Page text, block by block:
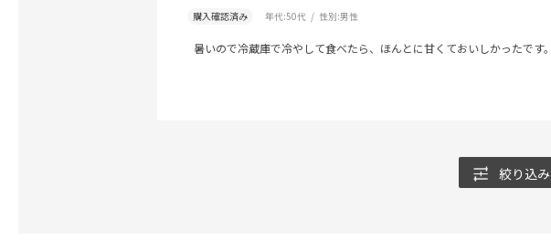
購入確認済み 年代:50代 性別:男性
暑いので冷蔵庫で冷やして食べたら、ほんとに甘くておいしかったです。
絞り込み